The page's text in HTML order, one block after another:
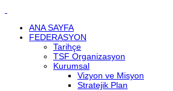
ANA SAYFA
FEDERASYON
Tarihçe
TSF Organizasyon
Kurumsal
Vizyon ve Misyon
Stratejik Plan